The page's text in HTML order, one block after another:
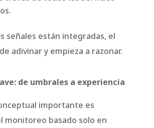
señales están integradas, el
adivinar y empieza a razonar.
de umbrales a experiencia
importante es
monitoreo basado solo en